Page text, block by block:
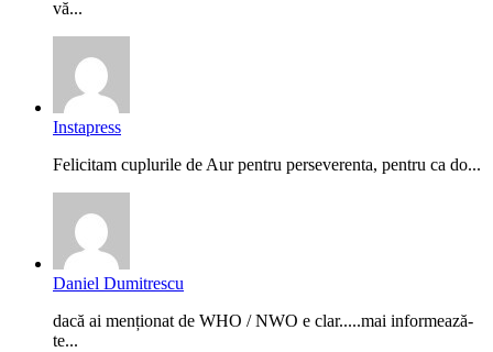
vă...
Instapress
Felicitam cuplurile de Aur pentru perseverenta, pentru ca do...
Daniel Dumitrescu
dacă ai menționat de WHO / NWO e clar.....mai informează-
te...